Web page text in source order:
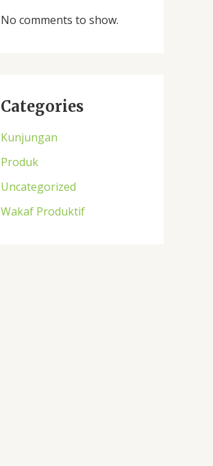
No comments to show.
Categories
Kunjungan
Produk
Uncategorized
Wakaf Produktif